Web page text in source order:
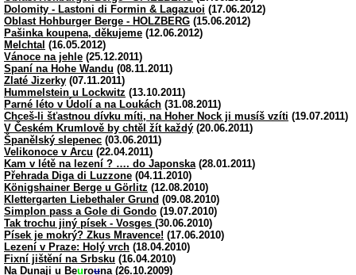
Dolomity - Lastoni di Formin & Lagazuoi (17.06.2012)
Oblast Hohburger Berge - HOLZBERG (15.06.2012)
Pašinka koupena, děkujeme (12.06.2012)
Melchtal (16.05.2012)
Vánoce na jehle (25.12.2011)
Spaní na Hohe Wandu (08.11.2011)
Zlaté Jizerky (07.11.2011)
Hummelstein u Lockwitz (13.10.2011)
Parné léto v Údolí a na Loukách (31.08.2011)
Chceš-li šťastnou dívku míti, na Hoher Nock ji musíš vzíti (19.07.2011)
V Českém Krumlově by chtěl žít každý (20.06.2011)
Španělský slepenec (03.06.2011)
Velikonoce v Arcu (22.04.2011)
Kam v létě na lezení ? …. do Japonska(28.01.2011)
Přehrada Diga di Luzzone (04.11.2010)
Königshainer Berge u Görlitz (12.08.2010)
Klettergarten Liebethaler Grund (09.08.2010)
Simplon pass a Gole di Gondo (19.07.2010)
Tak trochu jiný písek - Vosges (30.06.2010)
Písek je mokrý? Zkus Mravence! (17.06.2010)
Lezení v Praze: Holý vrch (18.04.2010)
Fixní jištění na Srbsku (16.04.2010)
Na Dunaji u Beurouna (26.10.2009)